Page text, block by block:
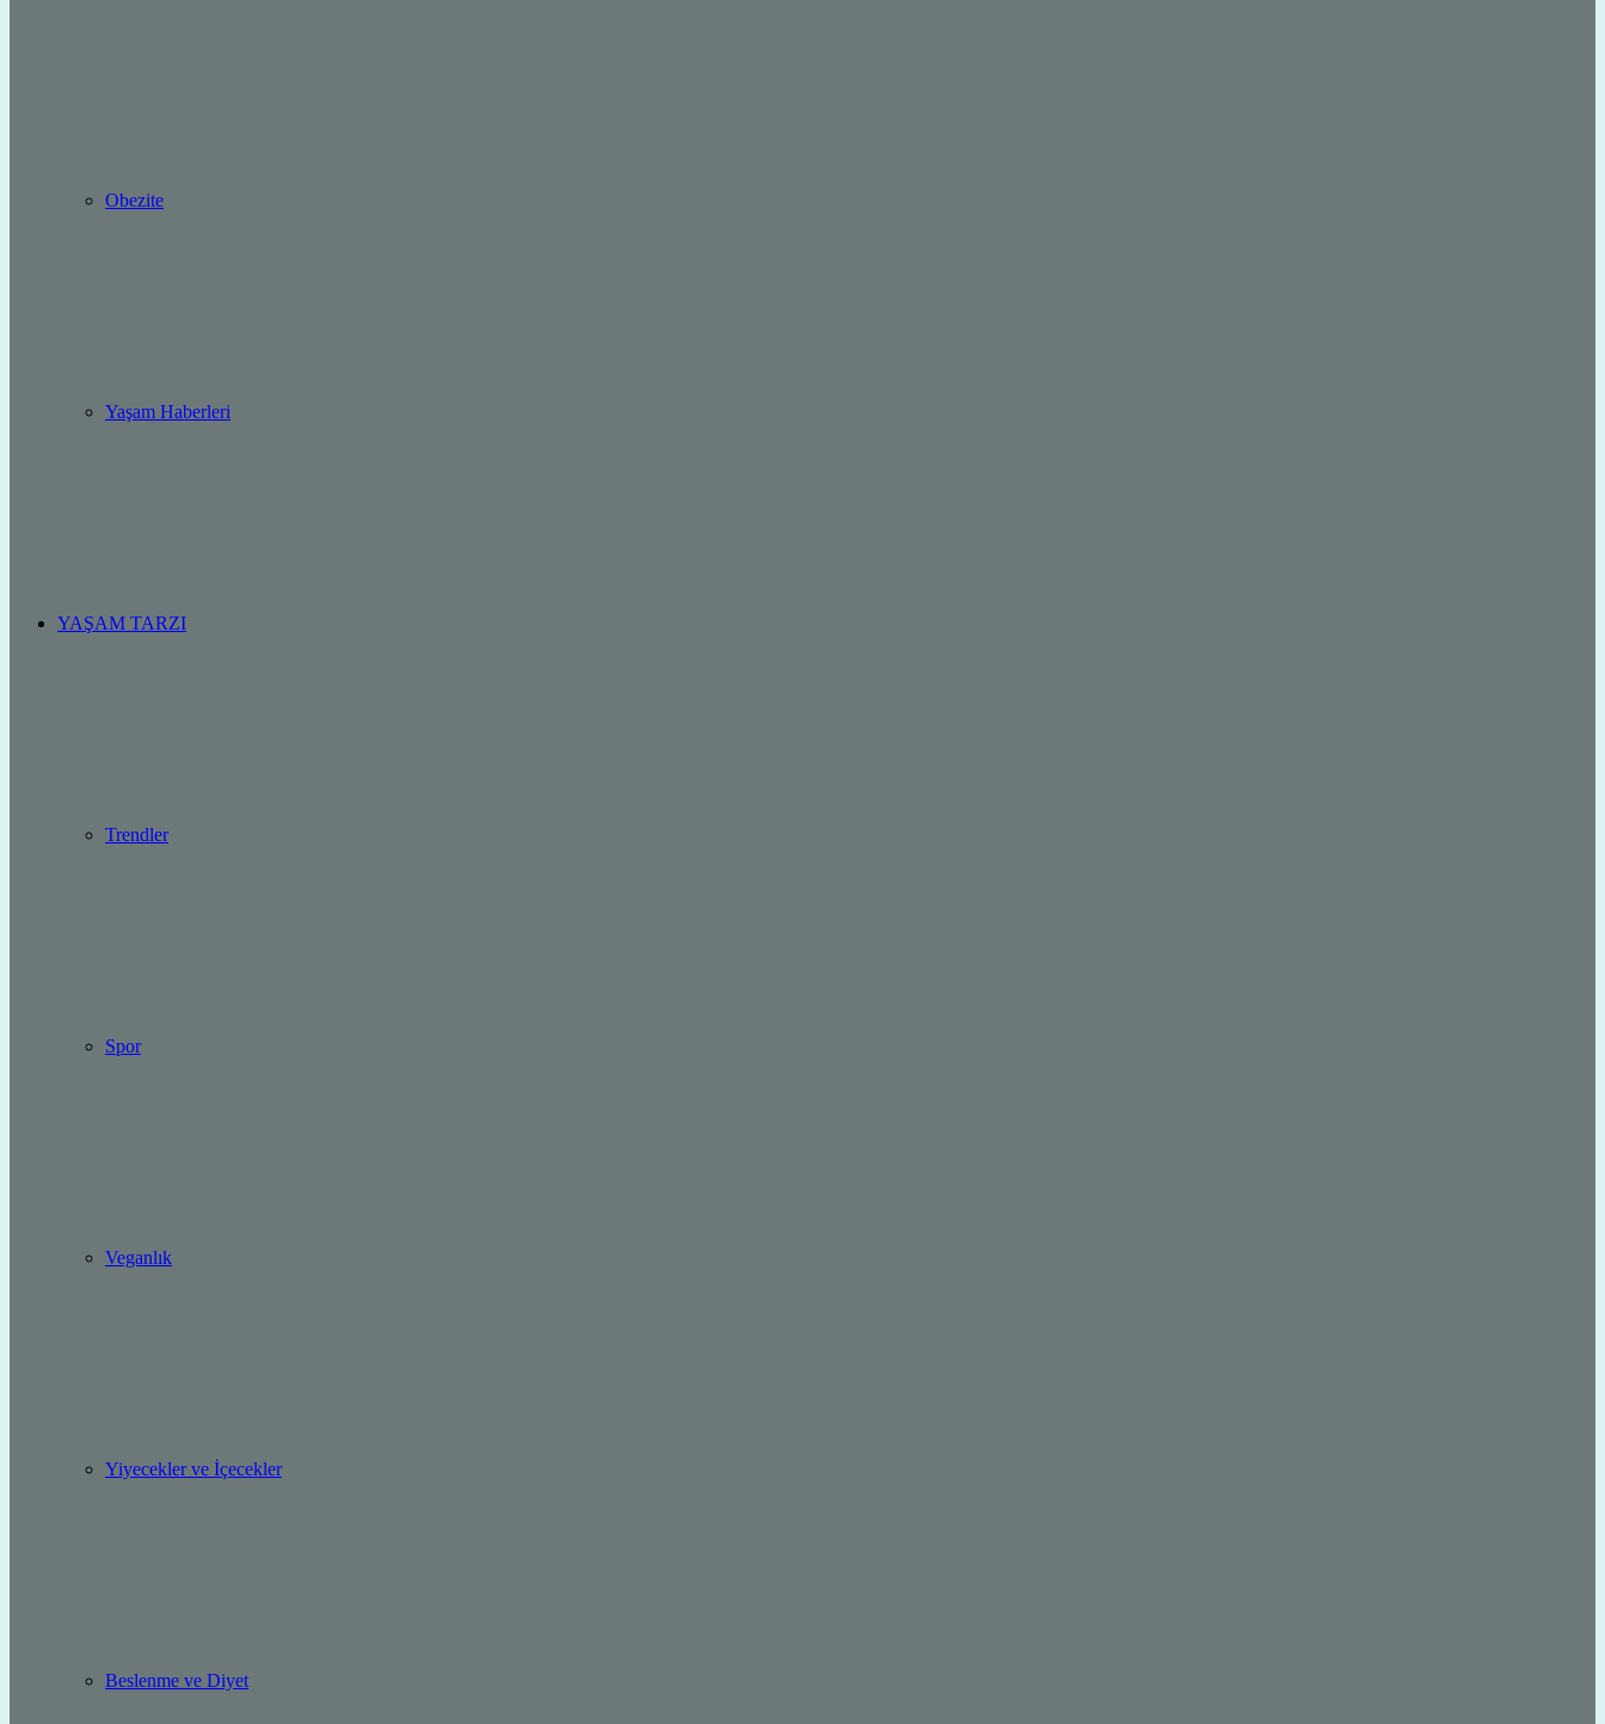
Obezite
Yaşam Haberleri
YAŞAM TARZI
Trendler
Spor
Veganlık
Yiyecekler ve İçecekler
Beslenme ve Diyet